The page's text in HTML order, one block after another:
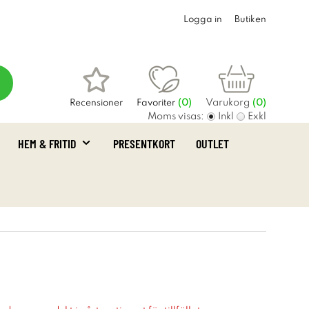
Logga in Butiken
Recensioner Favoriter (0) Varukorg (0)
Moms visas: Inkl Exkl
HEM & FRITID PRESENTKORT OUTLET